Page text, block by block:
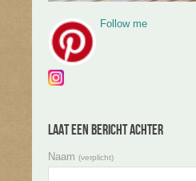
Follow me
Laat een bericht achter
Naam (verplicht)